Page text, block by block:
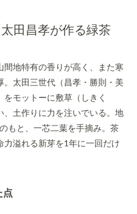
田昌孝が作る緑茶
地特有の香りが高く、また寒
太田三世代（昌孝・勝則・美
モットーに敷草（しきく
、土作りに力を注いでいる。地
もと、一芯二葉を手摘み。茶
溢れる新芽を1年に一回だけ
点